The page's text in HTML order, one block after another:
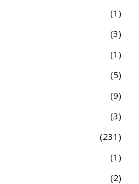
1
3
1
5
9
3
231
1
2